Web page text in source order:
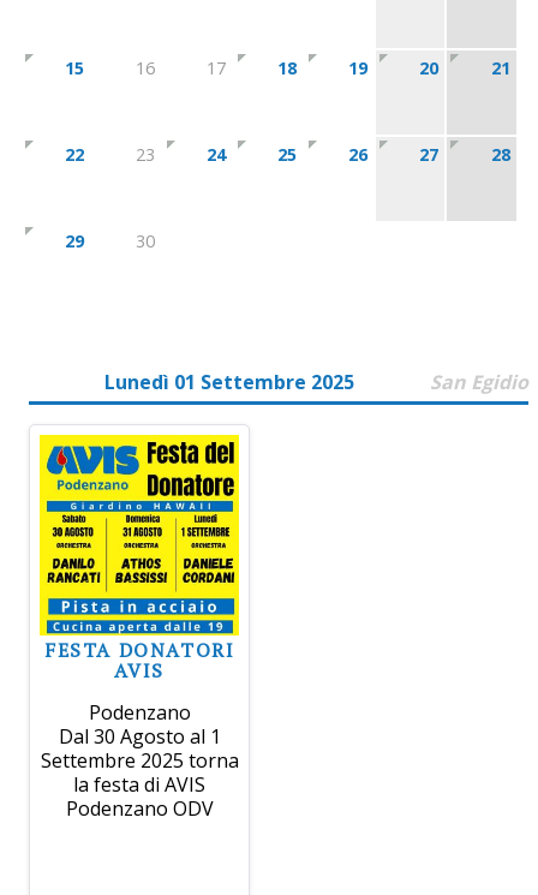
15 16 17 18 19 20 21
22 23 24 25 26 27 28
29 30
Lunedì 01 Settembre 2025 San Egidio
FESTA DONATORI
AVIS
Podenzano
Dal 30 Agosto al 1
Settembre 2025 torna
la festa di AVIS
Podenzano ODV